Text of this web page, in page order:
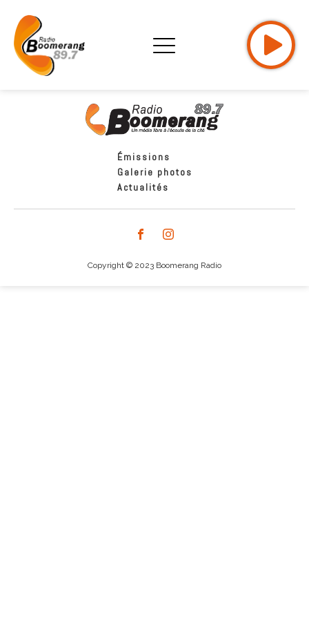
Émissions
Galerie photos
Actualités
Copyright © 2023 Boomerang Radio